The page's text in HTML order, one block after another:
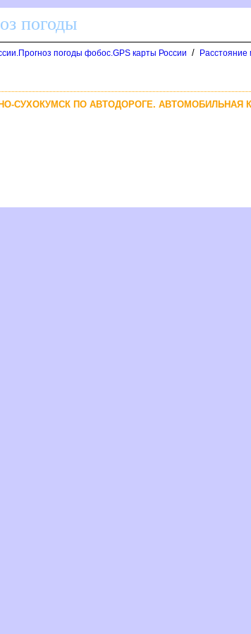
погоды
погоды фобос.GPS карты России / Расстояние
СУХОКУМСК ПО АВТОДОРОГЕ. АВТОМОБИЛЬНАЯ